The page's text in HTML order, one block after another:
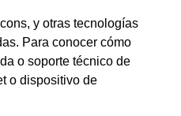
y otras tecnologías
Para conocer cómo
o soporte técnico de
o dispositivo de